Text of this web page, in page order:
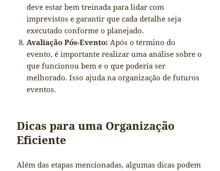
deve estar bem treinada para lidar com
imprevistos e garantir que cada detalhe seja
executado conforme o planejado.
Avaliação Pós-Evento: Após o término do
evento, é importante realizar uma análise sobre o
que funcionou bem e o que poderia ser
melhorado. Isso ajuda na organização de futuros
eventos.
Dicas para uma Organização
Eficiente
Além das etapas mencionadas, algumas dicas podem